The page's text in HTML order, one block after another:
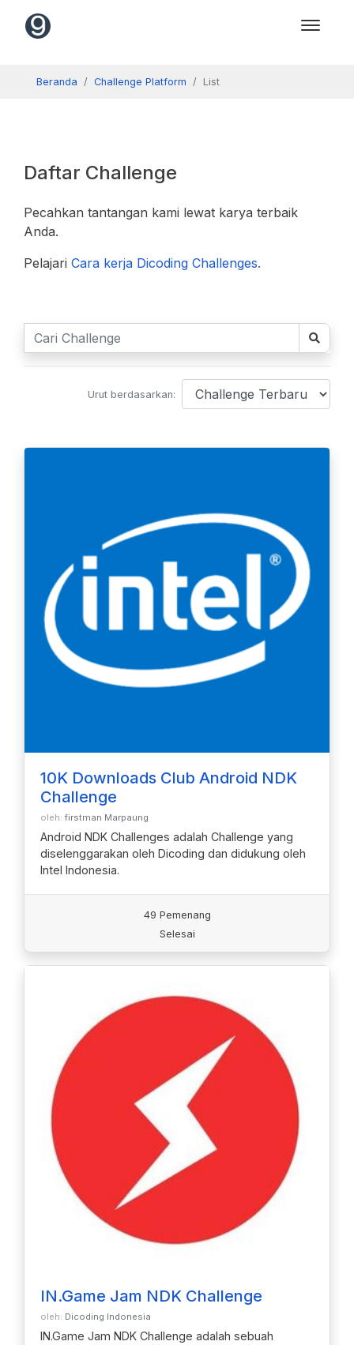
Beranda Challenge Platform List
Daftar Challenge
Pecahkan tantangan kami lewat karya terbaik
Anda.
Pelajari Cara kerja Dicoding Challenges.
Urut berdasarkan:
10K Downloads Club Android NDK
Challenge
oleh:firstman Marpaung
Android NDK Challenges adalah Challenge yang
diselenggarakan oleh Dicoding dan didukung oleh
Intel Indonesia.
49 Pemenang
Selesai
IN.Game Jam NDK Challenge
oleh: Dicoding Indonesia
IN.Game Jam NDK Challenge adalah sebuah